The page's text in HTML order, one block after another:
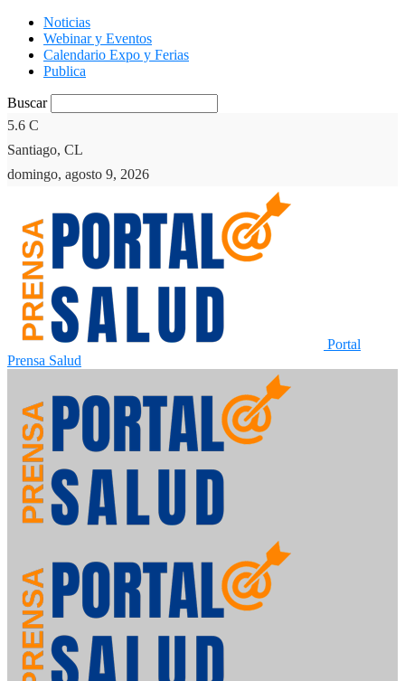
Noticias
Webinar y Eventos
Calendario Expo y Ferias
Publica
Buscar
5.6 C
Santiago, CL
domingo, agosto 9, 2026
Portal
Prensa Salud